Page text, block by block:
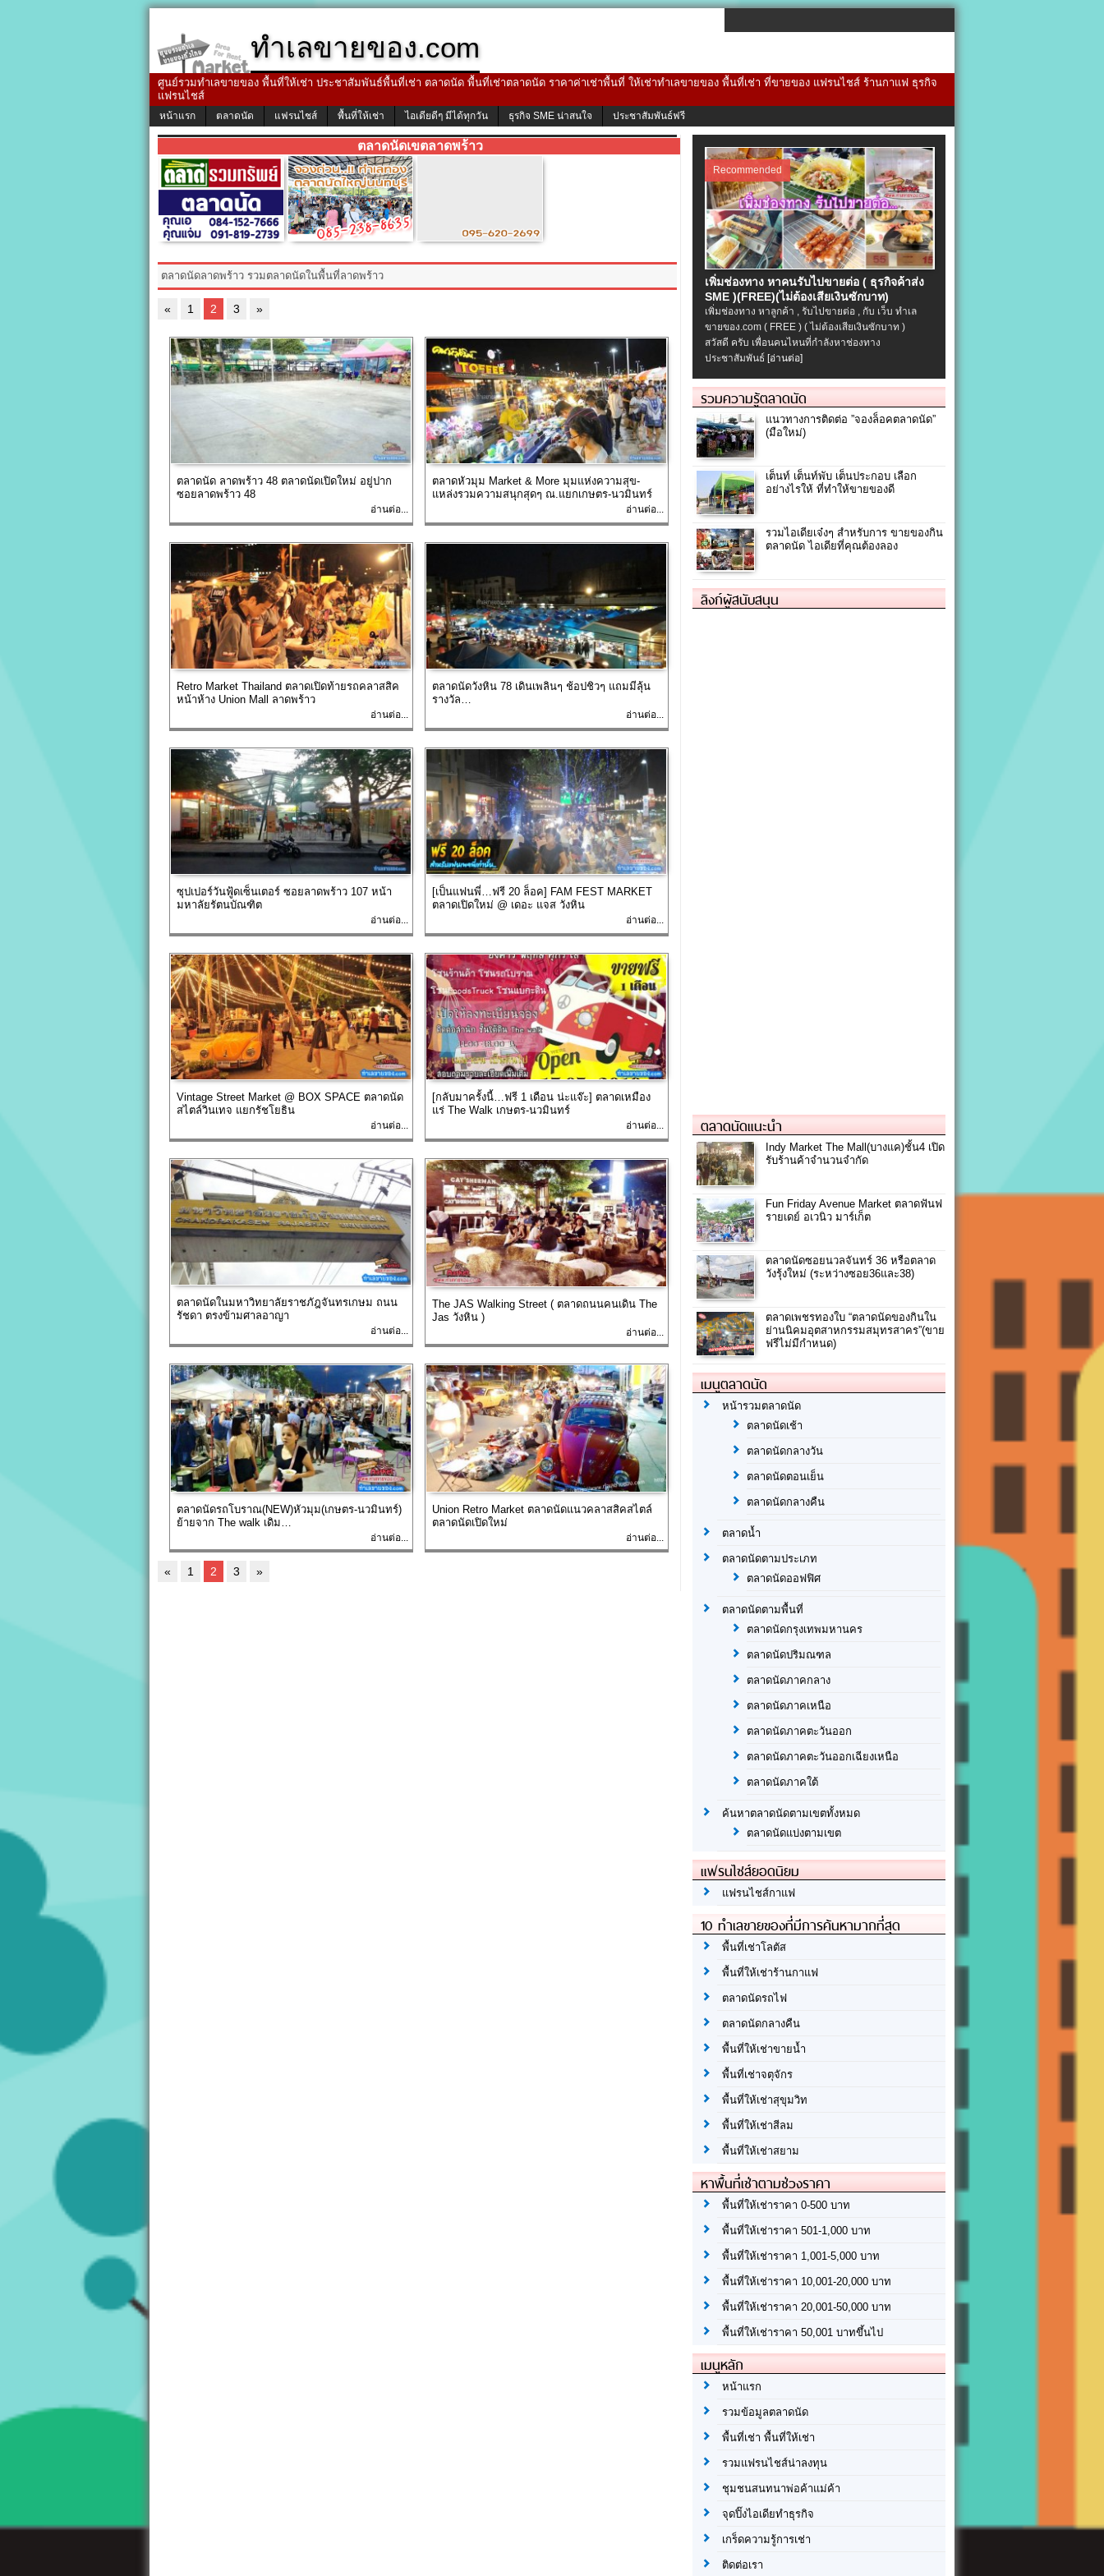
ทำเลขายของ.com
ศูนย์รวมทำเลขายของ พื้นที่ให้เช่า ประชาสัมพันธ์พื้นที่เช่า ตลาดนัด พื้นที่เช่าตลาดนัด ราคาค่าเช่าพื้นที่ ให้เช่าทำเลขายของ พื้นที่เช่า ที่ขายของ แฟรนไชส์ ร้านกาแฟ ธุรกิจ
แฟรนไชส์
หน้าแรก ตลาดนัด แฟรนไชส์ พื้นที่ให้เช่า ไอเดียดีๆ มีได้ทุกวัน ธุรกิจ SME น่าสนใจ ประชาสัมพันธ์ฟรี
ตลาดนัดเขตลาดพร้าว
ตลาดนัดลาดพร้าว รวมตลาดนัดในพื้นที่ลาดพร้าว
« 1 2 3 »
ตลาดนัด ลาดพร้าว 48 ตลาดนัดเปิดใหม่ อยู่ปาก
ซอยลาดพร้าว 48
อ่านต่อ...
ตลาดหัวมุม Market & More มุมแห่งความสุข-
แหล่งรวมความสนุกสุดๆ ณ.แยกเกษตร-นวมินทร์
อ่านต่อ...
Retro Market Thailand ตลาดเปิดท้ายรถคลาสสิค
หน้าห้าง Union Mall ลาดพร้าว
อ่านต่อ...
ตลาดนัดวังหิน 78 เดินเพลินๆ ช้อปชิวๆ แถมมีลุ้น
รางวัล…
อ่านต่อ...
ซุปเปอร์วันฟู้ดเซ็นเตอร์ ซอยลาดพร้าว 107 หน้า
มหาลัยรัตนบัณฑิต
อ่านต่อ...
[เป็นแฟนพี่…ฟรี 20 ล็อค] FAM FEST MARKET
ตลาดเปิดใหม่ @ เดอะ แจส วังหิน
อ่านต่อ...
Vintage Street Market @ BOX SPACE ตลาดนัด
สไตล์วินเทจ แยกรัชโยธิน
อ่านต่อ...
[กลับมาครั้งนี้…ฟรี 1 เดือน น่ะแจ๊ะ] ตลาดเหมือง
แร่ The Walk เกษตร-นวมินทร์
อ่านต่อ...
ตลาดนัดในมหาวิทยาลัยราชภัฎจันทรเกษม ถนน
รัชดา ตรงข้ามศาลอาญา
อ่านต่อ...
The JAS Walking Street ( ตลาดถนนคนเดิน The
Jas วังหิน )
อ่านต่อ...
ตลาดนัดรถโบราณ(NEW)หัวมุม(เกษตร-นวมินทร์)
ย้ายจาก The walk เดิม…
อ่านต่อ...
Union Retro Market ตลาดนัดแนวคลาสสิคสไตล์
ตลาดนัดเปิดใหม่
อ่านต่อ...
« 1 2 3 »
Recommended
เพิ่มช่องทาง หาคนรับไปขายต่อ ( ธุรกิจค้าส่ง
SME )(FREE)(ไม่ต้องเสียเงินซักบาท)
เพิ่มช่องทาง หาลูกค้า , รับไปขายต่อ , กับ เว็บ ทำเล
ขายของ.com ( FREE ) ( ไม่ต้องเสียเงินซักบาท )
สวัสดี ครับ เพื่อนคนไหนที่กำลังหาช่องทาง
ประชาสัมพันธ์ [อ่านต่อ]
รวมความรู้ตลาดนัด
แนวทางการติดต่อ ”จองล็อคตลาดนัด”
(มือใหม่)
เต็นท์ เต็นท์พับ เต็นประกอบ เลือก
อย่างไรให้ ที่ทำให้ขายของดี
รวมไอเดียเจ๋งๆ สำหรับการ ขายของกิน
ตลาดนัด ไอเดียที่คุณต้องลอง
ลิงก์ผู้สนับสนุน
ตลาดนัดแนะนำ
Indy Market The Mall(บางแค)ชั้น4 เปิด
รับร้านค้าจำนวนจำกัด
Fun Friday Avenue Market ตลาดฟันฟ
รายเดย์ อเวนิว มาร์เก็ต
ตลาดนัดซอยนวลจันทร์ 36 หรือตลาด
วังรุ้งใหม่ (ระหว่างซอย36และ38)
ตลาดเพชรทองใบ “ตลาดนัดของกินใน
ย่านนิคมอุตสาหกรรมสมุทรสาคร”(ขาย
ฟรีไม่มีกำหนด)
เมนูตลาดนัด
หน้ารวมตลาดนัด
ตลาดนัดเช้า
ตลาดนัดกลางวัน
ตลาดนัดตอนเย็น
ตลาดนัดกลางคืน
ตลาดน้ำ
ตลาดนัดตามประเภท
ตลาดนัดออฟฟิศ
ตลาดนัดตามพื้นที่
ตลาดนัดกรุงเทพมหานคร
ตลาดนัดปริมณฑล
ตลาดนัดภาคกลาง
ตลาดนัดภาคเหนือ
ตลาดนัดภาคตะวันออก
ตลาดนัดภาคตะวันออกเฉียงเหนือ
ตลาดนัดภาคใต้
ค้นหาตลาดนัดตามเขตทั้งหมด
ตลาดนัดแบ่งตามเขต
แฟรนไชส์ยอดนิยม
แฟรนไชส์กาแฟ
10 ทำเลขายของที่มีการค้นหามากที่สุด
พื้นที่เช่าโลตัส
พื้นที่ให้เช่าร้านกาแฟ
ตลาดนัดรถไฟ
ตลาดนัดกลางคืน
พื้นที่ให้เช่าขายน้ำ
พื้นที่เช่าจตุจักร
พื้นที่ให้เช่าสุขุมวิท
พื้นที่ให้เช่าสีลม
พื้นที่ให้เช่าสยาม
หาพื้นที่เช่าตามช่วงราคา
พื้นที่ให้เช่าราคา 0-500 บาท
พื้นที่ให้เช่าราคา 501-1,000 บาท
พื้นที่ให้เช่าราคา 1,001-5,000 บาท
พื้นที่ให้เช่าราคา 10,001-20,000 บาท
พื้นที่ให้เช่าราคา 20,001-50,000 บาท
พื้นที่ให้เช่าราคา 50,001 บาทขึ้นไป
เมนูหลัก
หน้าแรก
รวมข้อมูลตลาดนัด
พื้นที่เช่า พื้นที่ให้เช่า
รวมแฟรนไชส์น่าลงทุน
ชุมชนสนทนาพ่อค้าแม่ค้า
จุดปิ๊งไอเดียทำธุรกิจ
เกร็ดความรู้การเช่า
ติดต่อเรา